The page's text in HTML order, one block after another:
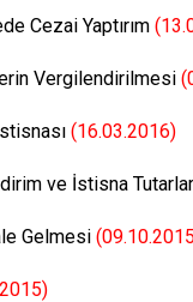
Cezai Yaptırım
Vergilendirilmesi
(16.03.2016)
ve İstisna
Gelmesi